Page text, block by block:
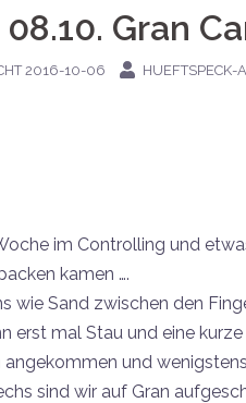
08.10. Gran
2016-10-06 HUEFTSPECK-
im Controlling und
kamen ….
wie Sand zwischen den
erst mal Stau und eine
und
sind wir auf Gran